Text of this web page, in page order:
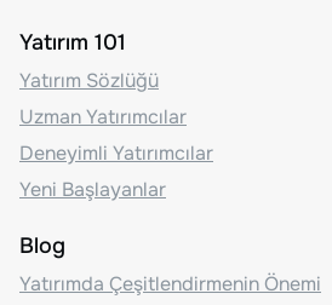
Yatırım 101
Yatırım Sözlüğü
Uzman Yatırımcılar
Deneyimli Yatırımcılar
Yeni Başlayanlar
Blog
Yatırımda Çeşitlendirmenin Önemi